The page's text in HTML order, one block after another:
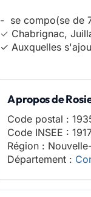
- se compo(se de
✓ Chabrignac,
✓ Auxquelles
A propos de
Code postal :
Code INSEE :
Région :
Département :